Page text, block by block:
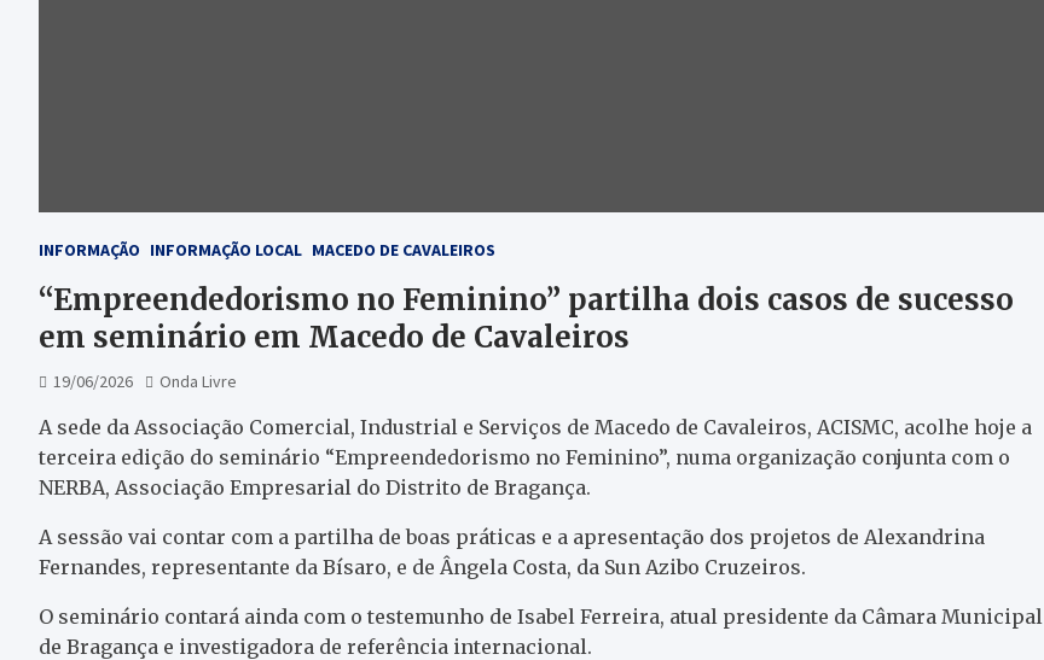
INFORMAÇÃO INFORMAÇÃO LOCAL MACEDO DE CAVALEIROS
“Empreendedorismo no Feminino” partilha dois casos de sucesso
em seminário em Macedo de Cavaleiros
19/06/2026 Onda Livre
A sede da Associação Comercial, Industrial e Serviços de Macedo de Cavaleiros, ACISMC, acolhe hoje a
terceira edição do seminário “Empreendedorismo no Feminino”, numa organização conjunta com o
NERBA, Associação Empresarial do Distrito de Bragança.
A sessão vai contar com a partilha de boas práticas e a apresentação dos projetos de Alexandrina
Fernandes, representante da Bísaro, e de Ângela Costa, da Sun Azibo Cruzeiros.
O seminário contará ainda com o testemunho de Isabel Ferreira, atual presidente da Câmara Municipal
de Bragança e investigadora de referência internacional.